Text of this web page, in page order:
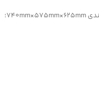
وزن ناخالص 88 کیلوگرم؛ وزن خالص 86 کیلوگرم؛ طراحی جمع‌وجور به منظور حمل و جابه‌جایی آسان‌تر ابزار؛ ابعاد محصول برابر با 686mm×516mm×560mm؛ ابعاد بسته‌بندی 740mm×575mm×625mm؛